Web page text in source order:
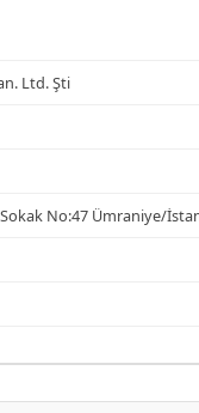
Ltd. Şti
No:47 Ümraniye/